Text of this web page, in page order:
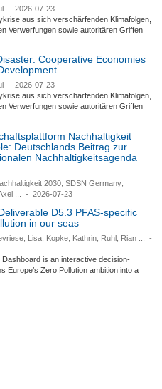
-
2026-07-23
aus sich verschärfenden Klimafolgen,
Verwerfungen sowie autoritären Griffen
Cooperative Economies
-
2026-07-23
aus sich verschärfenden Klimafolgen,
Verwerfungen sowie autoritären Griffen
Nachhaltigkeit
Deutschlands Beitrag zur
Nachhaltigkeitsagenda
2030; SDSN Germany;
...
- 2026-07-23
D5.3 PFAS-specific
in our seas
Lisa; Kopke, Kathrin; Ruhl, Rian ...
-
is an interactive decision-
Europe’s Zero Pollution ambition into a